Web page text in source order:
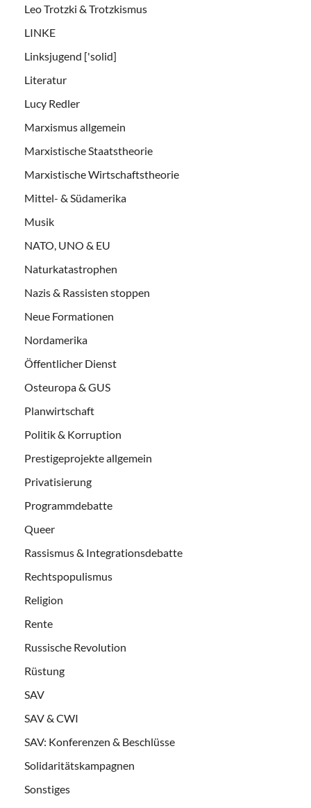
Leo Trotzki & Trotzkismus
LINKE
Linksjugend ['solid]
Literatur
Lucy Redler
Marxismus allgemein
Marxistische Staatstheorie
Marxistische Wirtschaftstheorie
Mittel- & Südamerika
Musik
NATO, UNO & EU
Naturkatastrophen
Nazis & Rassisten stoppen
Neue Formationen
Nordamerika
Öffentlicher Dienst
Osteuropa & GUS
Planwirtschaft
Politik & Korruption
Prestigeprojekte allgemein
Privatisierung
Programmdebatte
Queer
Rassismus & Integrationsdebatte
Rechtspopulismus
Religion
Rente
Russische Revolution
Rüstung
SAV
SAV & CWI
SAV: Konferenzen & Beschlüsse
Solidaritätskampagnen
Sonstiges